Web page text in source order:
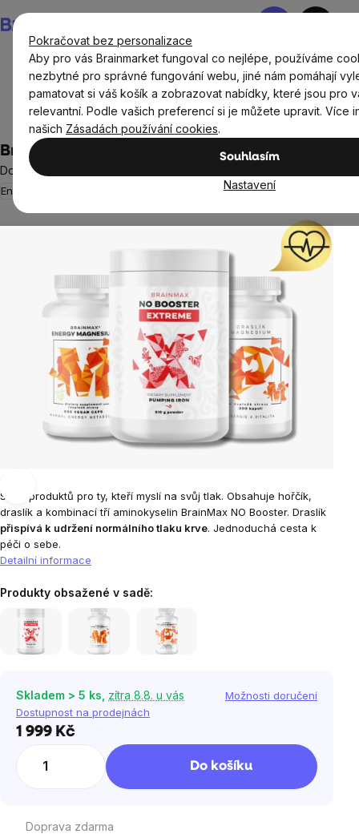
Pokračovat bez personalizace
Aby pro vás Brainmarket fungoval co nejlépe, používáme
nezbytné pro správné fungování webu, jiné nám pomáhají
pamatovat si váš košík a zobrazovat nabídky, které jsou pro
relevantní. Podle vašich preferencí si je můžete upravit. Více
našich Zásadách používání cookies.
Souhlasím
Nastavení
na
obsah
Nákupní
Doplňky stravy a výživa
Minerály a Multiminerály
Draslík
BrainMax Tlak
Doplněk stravy
Energie
hodnocení
produktu
z
5
hvězdiček.
Sada produktů pro ty, kteří myslí na svůj tlak. Obsahuje hořčík,
draslík a kombinací tří aminokyselin BrainMax NO Booster. Draslík
přispívá k udržení normálního tlaku krve. Jednoduchá cesta k
péči o sebe.
Detailní informace
Produkty obsažené v sadě:
Skladem > 5 ks, zítra 8.8. u vás
Dostupnost na prodejnách
Možnosti doručení
1 999 Kč
Do košíku
Doprava zdarma